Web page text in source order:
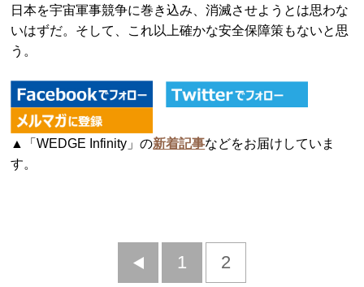
日本を宇宙軍事競争に巻き込み、消滅させようとは思わな
いはずだ。そして、これ以上確かな安全保障策もないと思
う。
▲「WEDGE Infinity」の新着記事などをお届けしていま
す。
前
1 2